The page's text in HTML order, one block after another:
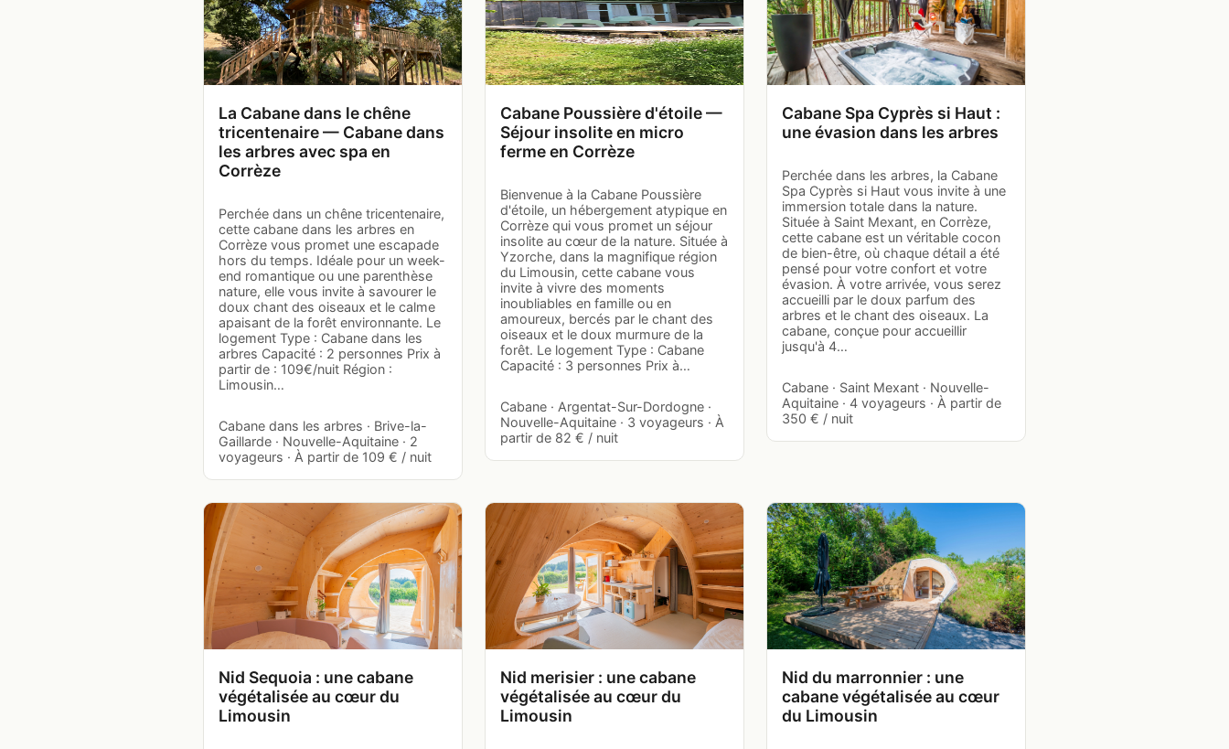
La Cabane dans le chêne
tricentenaire — Cabane dans
les arbres avec spa en
Corrèze
Perchée dans un chêne tricentenaire,
cette cabane dans les arbres en
Corrèze vous promet une escapade
hors du temps. Idéale pour un week-
end romantique ou une parenthèse
nature, elle vous invite à savourer le
doux chant des oiseaux et le calme
apaisant de la forêt environnante. Le
logement Type : Cabane dans les
arbres Capacité : 2 personnes Prix à
partir de : 109€/nuit Région :
Limousin…
Cabane dans les arbres · Brive-la-
Gaillarde · Nouvelle-Aquitaine · 2
voyageurs · À partir de 109 € / nuit
Cabane Poussière d'étoile —
Séjour insolite en micro
ferme en Corrèze
Bienvenue à la Cabane Poussière
d'étoile, un hébergement atypique en
Corrèze qui vous promet un séjour
insolite au cœur de la nature. Située à
Yzorche, dans la magnifique région
du Limousin, cette cabane vous
invite à vivre des moments
inoubliables en famille ou en
amoureux, bercés par le chant des
oiseaux et le doux murmure de la
forêt. Le logement Type : Cabane
Capacité : 3 personnes Prix à…
Cabane · Argentat-Sur-Dordogne ·
Nouvelle-Aquitaine · 3 voyageurs · À
partir de 82 € / nuit
Cabane Spa Cyprès si Haut :
une évasion dans les arbres
Perchée dans les arbres, la Cabane
Spa Cyprès si Haut vous invite à une
immersion totale dans la nature.
Située à Saint Mexant, en Corrèze,
cette cabane est un véritable cocon
de bien-être, où chaque détail a été
pensé pour votre confort et votre
évasion. À votre arrivée, vous serez
accueilli par le doux parfum des
arbres et le chant des oiseaux. La
cabane, conçue pour accueillir
jusqu'à 4…
Cabane · Saint Mexant · Nouvelle-
Aquitaine · 4 voyageurs · À partir de
350 € / nuit
Nid Sequoia : une cabane
végétalisée au cœur du
Limousin
Nid merisier : une cabane
végétalisée au cœur du
Limousin
Nid du marronnier : une
cabane végétalisée au cœur
du Limousin